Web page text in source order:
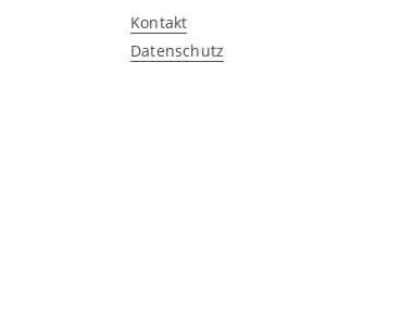
Kontakt
Datenschutz